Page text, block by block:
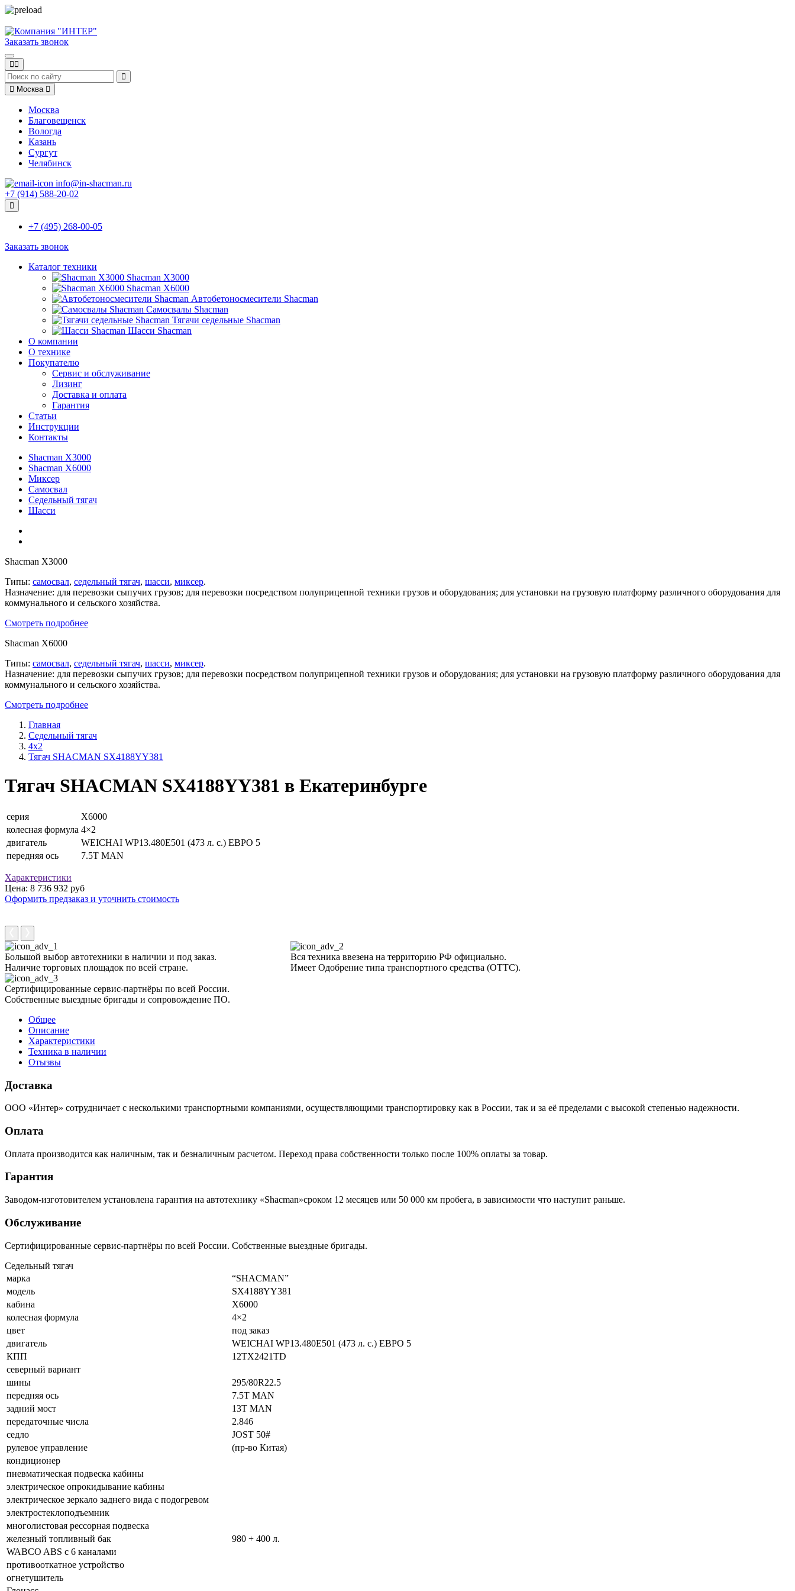
Заказать звонок
Москва
Москва
Благовещенск
Вологда
Казань
Сургут
Челябинск
info@in-shacman.ru
+7 (914) 588-20-02
+7 (495) 268-00-05
Заказать звонок
Каталог техники
Shacman X3000
Shacman X6000
Автобетоносмесители Shacman
Самосвалы Shacman
Тягачи седельные Shacman
Шасси Shacman
О компании
О технике
Покупателю
Сервис и обслуживание
Лизинг
Доставка и оплата
Гарантия
Статьи
Инструкции
Контакты
Shacman X3000
Shacman X6000
Миксер
Самосвал
Седельный тягач
Шасси
Shacman X3000
Типы: самосвал, седельный тягач, шасси, миксер.
Назначение: для перевозки сыпучих грузов; для перевозки посредством полуприцепной техники грузов и оборудования; для установки на грузовую платформу различного оборудования для
коммунального и сельского хозяйства.
Смотреть подробнее
Shacman X6000
Типы: самосвал, седельный тягач, шасси, миксер.
Назначение: для перевозки сыпучих грузов; для перевозки посредством полуприцепной техники грузов и оборудования; для установки на грузовую платформу различного оборудования для
коммунального и сельского хозяйства.
Смотреть подробнее
Главная
Седельный тягач
4х2
Тягач SHACMAN SX4188YY381
Тягач SHACMAN SX4188YY381 в Екатеринбурге
серия
X6000
колесная формула 4×2
двигатель
WEICHAI WP13.480E501 (473 л. с.) ЕВРО 5
передняя ось
7.5T MAN
Характеристики
Цена: 8 736 932 руб
Оформить предзаказ и уточнить стоимость
Большой выбор автотехники в наличии и под заказ.
Наличие торговых площадок по всей стране.
Вся техника ввезена на территорию РФ официально.
Имеет Одобрение типа транспортного средства (ОТТС).
Сертифицированные сервис-партнёры по всей России.
Собственные выездные бригады и сопровождение ПО.
Общее
Описание
Характеристики
Техника в наличии
Отызвы
Доставка
ООО «Интер» сотрудничает с несколькими транспортными компаниями, осуществляющими транспортировку как в России, так и за её пределами с высокой степенью надежности.
Оплата
Оплата производится как наличным, так и безналичным расчетом. Переход права собственности только после 100% оплаты за товар.
Гарантия
Заводом-изготовителем установлена гарантия на автотехнику «Shacman»сроком 12 месяцев или 50 000 км пробега, в зависимости что наступит раньше.
Обслуживание
Сертифицированные сервис-партнёры по всей России. Собственные выездные бригады.
Седельный тягач
марка
“SHACMAN”
модель
SX4188YY381
кабина
X6000
колесная формула
4×2
цвет
под заказ
двигатель
WEICHAI WP13.480E501 (473 л. с.) ЕВРО 5
КПП
12TX2421TD
северный вариант
шины
295/80R22.5
передняя ось
7.5T MAN
задний мост
13T MAN
передаточные числа
2.846
седло
JOST 50#
рулевое управление
(пр-во Китая)
кондиционер
пневматическая подвеска кабины
электрическое опрокидывание кабины
электрическое зеркало заднего вида с подогревом
электростеклоподъемник
многолистовая рессорная подвеска
железный топливный бак
980 + 400 л.
WABCO ABS с 6 каналами
противооткатное устройство
огнетушитель